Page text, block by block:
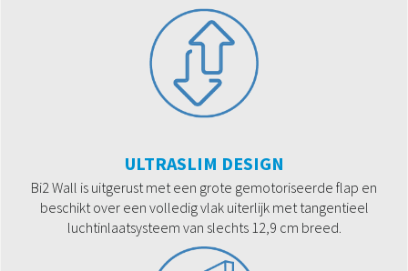
ULTRASLIM DESIGN
Bi2 Wall is uitgerust met een grote gemotoriseerde flap en
beschikt over een volledig vlak uiterlijk met tangentieel
luchtinlaatsysteem van slechts 12,9 cm breed.